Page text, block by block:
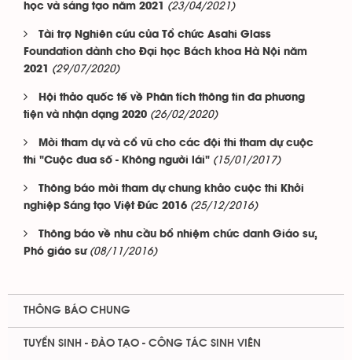
học và sáng tạo năm 2021
(23/04/2021)
Tài trợ Nghiên cứu của Tổ chức Asahi Glass
Foundation dành cho Đại học Bách khoa Hà Nội năm
2021
(29/07/2020)
Hội thảo quốc tế về Phân tích thông tin đa phương
tiện và nhận dạng 2020 (26/02/2020)
Mời tham dự và cổ vũ cho các đội thi tham dự cuộc
thi "Cuộc đua số - Không người lái" (15/01/2017)
Thông báo mời tham dự chung khảo cuộc thi Khởi
nghiệp Sáng tạo Việt Đức 2016 (25/12/2016)
Thông báo về nhu cầu bổ nhiệm chức danh Giáo sư,
Phó giáo sư (08/11/2016)
THÔNG BÁO CHUNG
TUYỂN SINH - ĐÀO TẠO - CÔNG TÁC SINH VIÊN